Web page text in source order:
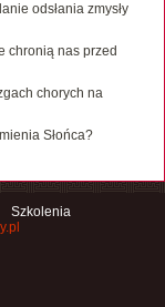
odsłania zmysły
chronią nas przed
chorych na
Słońca?
Szkolenia